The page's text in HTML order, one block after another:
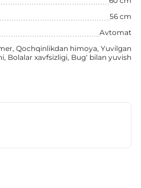
56 cm
Avtomat
Qochqinlikdan himoya, Yuvilgan
Bolalar xavfsizligi, Bug‘ bilan yuvish